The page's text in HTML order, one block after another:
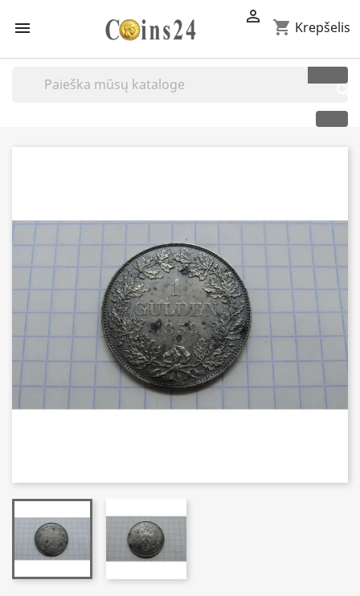
 shopping_cart Krepšelis
